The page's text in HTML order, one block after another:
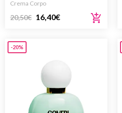
PISTACHIO CRUSH CREMA CORPO
Crema Corpo
20,50€ 16,40€
-20%